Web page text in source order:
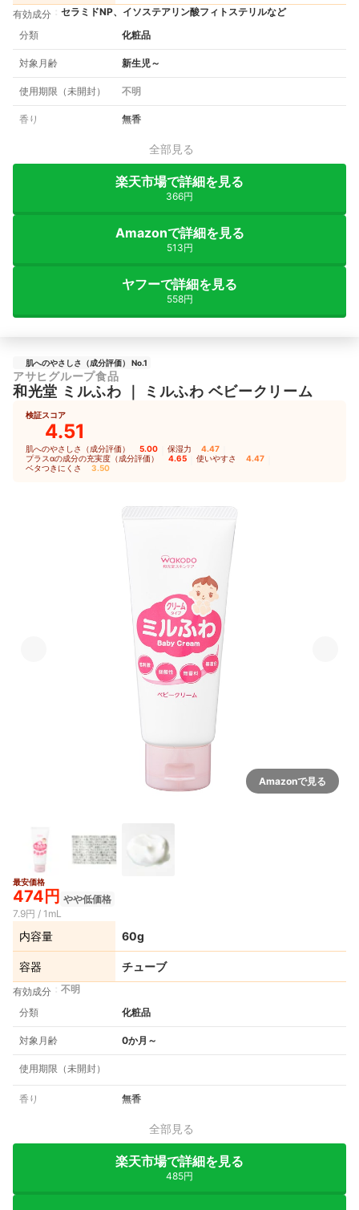
有効成分
セラミドNP、イソステアリン酸フィトステリルなど
分類
化粧品
対象月齢 新生児～
使用期限（未開封） 不明
香り 無香
全部見る
楽天市場で詳細を見る
366円
Amazonで詳細を見る
513円
ヤフーで詳細を見る
558円
肌へのやさしさ（成分評価） No.1
アサヒグループ食品
和光堂 ミルふわ ｜ ミルふわ ベビークリーム
検証スコア
4.51
肌へのやさしさ（成分評価） 5.00 保湿力 4.47
プラスαの成分の充実度（成分評価） 4.65 使いやすさ 4.47
ベタつきにくさ 3.50
Amazonで見る
最安価格
474円 やや低価格
7.9円 / 1mL
内容量 60g
容器 チューブ
有効成分
不明
分類
化粧品
対象月齢 0か月～
使用期限（未開封）
香り 無香
全部見る
楽天市場で詳細を見る
485円